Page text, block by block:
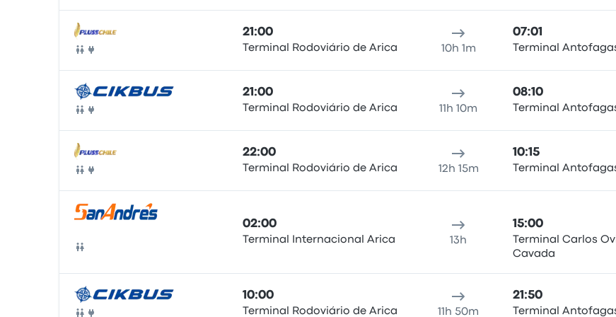
Autobús
21:00
Terminal Rodoviário de Arica 10h 1m
07:01
Terminal
Autobús
21:00
Terminal Rodoviário de Arica 11h 10m
08:10
Terminal
Autobús
22:00
Terminal Rodoviário de Arica 12h 15m
10:15
Terminal
Autobús
02:00
Terminal Internacional Arica 13h
15:00
Terminal Carlos
Cavada
10:00
Terminal Rodoviário de Arica 11h 50m
21:50
Terminal